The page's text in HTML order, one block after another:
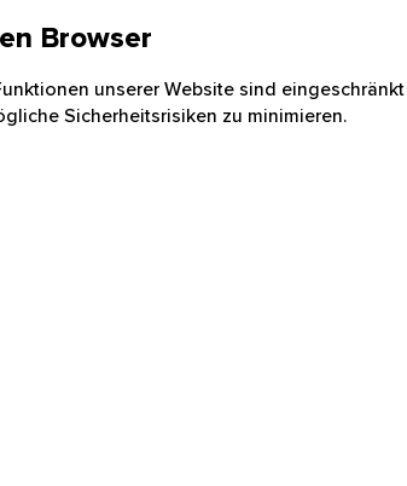
Browser
unserer Website sind
Sicherheitsrisiken zu minimieren.